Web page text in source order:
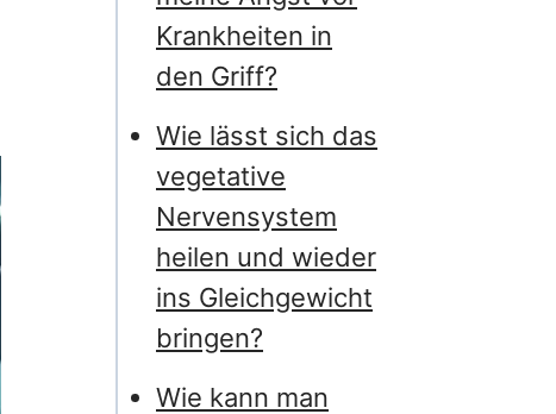
Krankheiten in
den Griff?
Wie lässt sich das
vegetative
Nervensystem
heilen und wieder
ins Gleichgewicht
bringen?
Wie kann man